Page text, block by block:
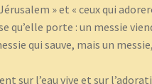
» et « ceux qui
qu’elle porte : un messie
qui sauve, mais un
sur l’eau vive et sur